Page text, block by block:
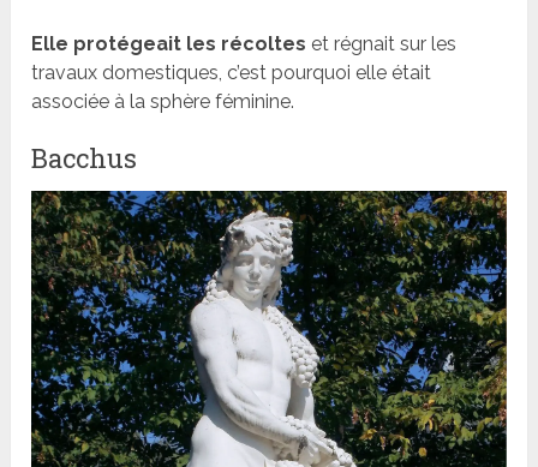
Elle protégeait les récoltes et régnait sur les
travaux domestiques, c’est pourquoi elle était
associée à la sphère féminine.
Bacchus